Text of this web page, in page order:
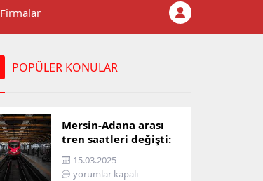
Firmalar
POPÜLER KONULAR
Mersin-Adana arası
tren saatleri değişti:
İşte yeni ulaşım listesi
15.03.2025
yorumlar kapalı